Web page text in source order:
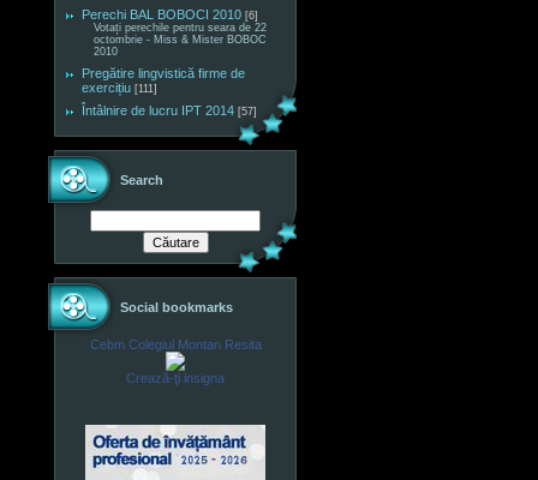
Perechi BAL BOBOCI 2010 [6]
Votați perechile pentru seara de 22
octombrie - Miss & Mister BOBOC
2010
Pregătire lingvistică firme de
exercițiu [111]
Întâlnire de lucru IPT 2014 [57]
Search
Social bookmarks
Cebm Colegiul Montan Resita
Crează-ţi insigna